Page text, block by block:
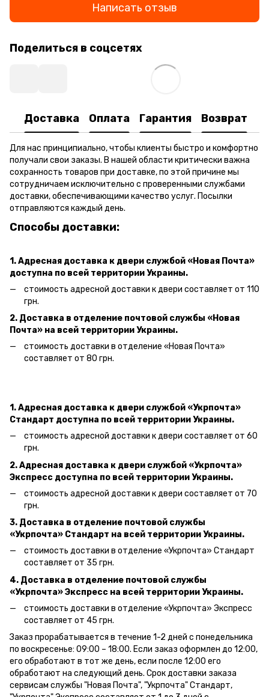
Написать отзыв
Поделиться в соцсетях
Доставка Оплата Гарантия Возврат
Для нас принципиально, чтобы клиенты быстро и комфортно
получали свои заказы. В нашей области критически важна
сохранность товаров при доставке, по этой причине мы
сотрудничаем исключительно с проверенными службами
доставки, обеспечивающими качество услуг. Посылки
отправляются каждый день.
Способы доставки:
1. Адресная доставка к двери службой «Новая Почта»
доступна по всей территории Украины.
стоимость адресной доставки к двери составляет от 110
грн.
2. Доставка в отделение почтовой службы «Новая
Почта» на всей территории Украины.
стоимость доставки в отделение «Новая Почта»
составляет от 80 грн.
1. Адресная доставка к двери службой «Укрпочта»
Стандарт доступна по всей территории Украины.
стоимость адресной доставки к двери составляет от 60
грн.
2. Адресная доставка к двери службой «Укрпочта»
Экспресс доступна по всей территории Украины.
стоимость адресной доставки к двери составляет от 70
грн.
3. Доставка в отделение почтовой службы
«Укрпочта» Стандарт на всей территории Украины.
стоимость доставки в отделение «Укрпочта» Стандарт
составляет от 35 грн.
4. Доставка в отделение почтовой службы
«Укрпочта» Экспресс на всей территории Украины.
стоимость доставки в отделение «Укрпочта» Экспресс
составляет от 45 грн.
Заказ прорабатывается в течение 1-2 дней с понедельника
по воскресенье: 09:00 – 18:00. Если заказ оформлен до 12:00,
его обработают в тот же день, если после 12:00 его
обработают на следующий день. Срок доставки заказа
сервисам службы "Новая Почта", "Укрпочта" Стандарт,